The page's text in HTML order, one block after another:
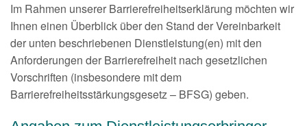
Vorbestellung
Leistungen
Notdienst
Newsletter
Im Rahmen unserer Barrierefreiheitserklärung möchten wir
Ihnen einen Überblick über den Stand der Vereinbarkeit
der unten beschriebenen Dienstleistung(en) mit den
Anforderungen der Barrierefreiheit nach gesetzlichen
Vorschriften (insbesondere mit dem
Barrierefreiheitsstärkungsgesetz – BFSG) geben.